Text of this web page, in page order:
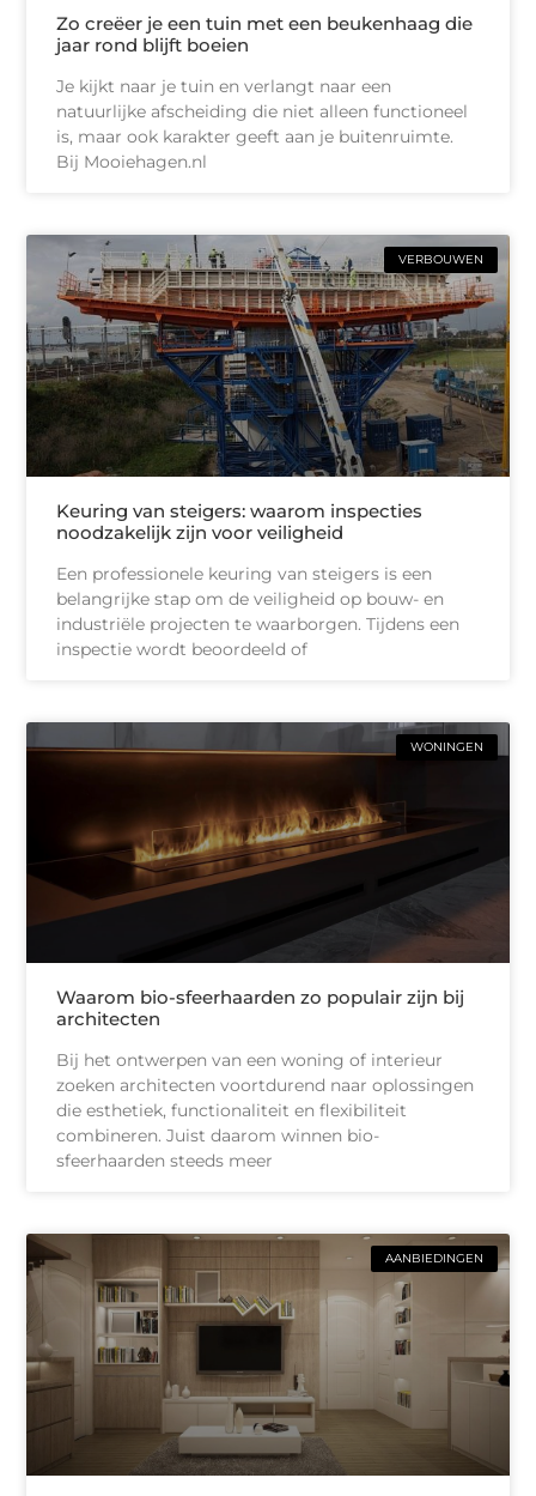
Zo creëer je een tuin met een beukenhaag die
jaar rond blijft boeien
Je kijkt naar je tuin en verlangt naar een
natuurlijke afscheiding die niet alleen functioneel
is, maar ook karakter geeft aan je buitenruimte.
Bij Mooiehagen.nl
VERBOUWEN
Keuring van steigers: waarom inspecties
noodzakelijk zijn voor veiligheid
Een professionele keuring van steigers is een
belangrijke stap om de veiligheid op bouw- en
industriële projecten te waarborgen. Tijdens een
inspectie wordt beoordeeld of
WONINGEN
Waarom bio-sfeerhaarden zo populair zijn bij
architecten
Bij het ontwerpen van een woning of interieur
zoeken architecten voortdurend naar oplossingen
die esthetiek, functionaliteit en flexibiliteit
combineren. Juist daarom winnen bio-
sfeerhaarden steeds meer
AANBIEDINGEN